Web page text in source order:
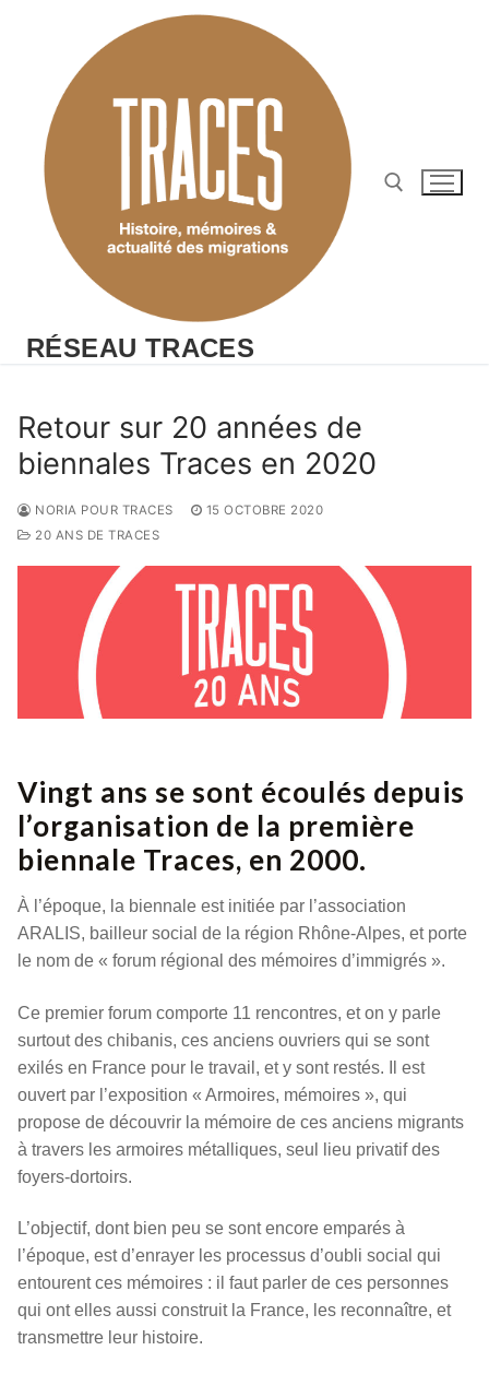
RÉSEAU TRACES
Retour sur 20 années de
biennales Traces en 2020
NORIA POUR TRACES
15 OCTOBRE 2020
20 ANS DE TRACES
Vingt ans se sont écoulés depuis
l’organisation de la première
biennale Traces, en 2000.
À l’époque, la biennale est initiée par l’association
ARALIS, bailleur social de la région Rhône-Alpes, et porte
le nom de « forum régional des mémoires d’immigrés ».
Ce premier forum comporte 11 rencontres, et on y parle
surtout des chibanis, ces anciens ouvriers qui se sont
exilés en France pour le travail, et y sont restés. Il est
ouvert par l’exposition « Armoires, mémoires », qui
propose de découvrir la mémoire de ces anciens migrants
à travers les armoires métalliques, seul lieu privatif des
foyers-dortoirs.
L’objectif, dont bien peu se sont encore emparés à
l’époque, est d’enrayer les processus d’oubli social qui
entourent ces mémoires : il faut parler de ces personnes
qui ont elles aussi construit la France, les reconnaître, et
transmettre leur histoire.